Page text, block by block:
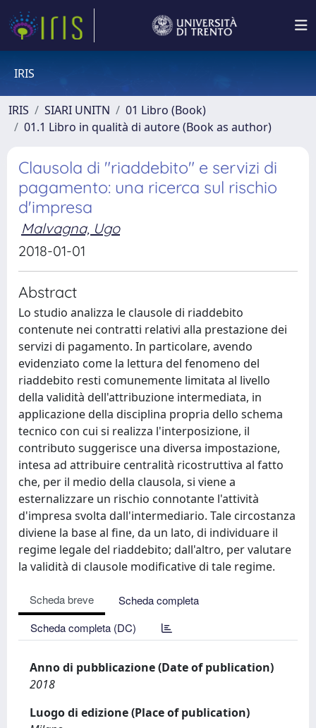
IRIS
IRIS SIARI UNITN
01 Libro (Book)
01.1 Libro in qualità di autore (Book as author)
Clausola di "riaddebito" e servizi di
pagamento: una ricerca sul rischio
d'impresa
Malvagna, Ugo
2018-01-01
Abstract
Lo studio analizza le clausole di riaddebito
contenute nei contratti relativi alla prestazione dei
servizi di pagamento. In particolare, avendo
evidenziato come la lettura del fenomeno del
riaddebito resti comunemente limitata al livello
della validità dell'attribuzione intermediata, in
applicazione della disciplina propria dello schema
tecnico con cui si realizza l'interposizione, il
contributo suggerisce una diversa impostazione,
intesa ad attribuire centralità ricostruttiva al fatto
che, per il medio della clausola, si viene a
esternalizzare un rischio connotante l'attività
d'impresa svolta dall'intermediario. Tale circostanza
diviene la base al fine, da un lato, di individuare il
regime legale del riaddebito; dall'altro, per valutare
la validità di clausole modificative di tale regime.
Scheda breve
Scheda completa
Scheda completa (DC)
Anno di pubblicazione (Date of publication)
2018
Luogo di edizione (Place of publication)